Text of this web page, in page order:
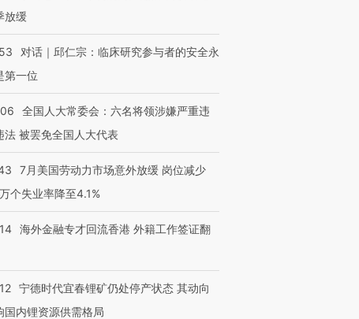
放缓
对话｜邱仁宗：临床研究参与者的安全永
第一位
全国人大常委会：六名将领涉嫌严重违
法 被罢免全国人大代表
7月美国劳动力市场意外放缓 岗位减少
个失业率降至4.1%
海外金融专才回流香港 外籍工作签证翻
宁德时代宜春锂矿仍处停产状态 其动向
国内锂资源供需格局